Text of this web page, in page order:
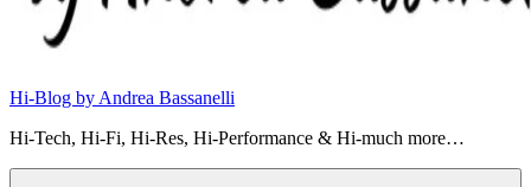
Hi-Blog by Andrea Bassanelli
Hi-Tech, Hi-Fi, Hi-Res, Hi-Performance & Hi-much more…